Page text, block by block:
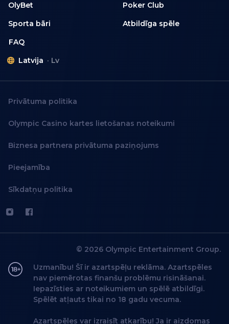
OlyBet
Poker Club
Sporta bāri
Atbildīga spēle
FAQ
Latvija
Lv
Privātuma politika
Olympic Casino kartes lietošanas noteikumi
Biznesa partnera privātuma paziņojums
Pieejamība
Sīkdatņu politika
Uzmanību! Šī ir azartspēļu reklāma. Azartspēles
nav piemērotas finanšu problēmu risināšanai.
Iepazīsties ar noteikumiem un spēlē atbildīgi.
Spēlēt atļauts tikai no 18 gadu vecuma.
Azartspēles var izraisīt atkarību! Ja ir aizdomas
© 2026 Olympic Entertainment Group.